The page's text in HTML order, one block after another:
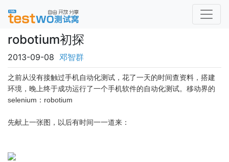
robotium初探
2013-09-08 邓智群
之前从没有接触过手机自动化测试，花了一天的时间查资料，搭建
环境，晚上终于成功运行了一个手机软件的自动化测试。移动界的
selenium：robotium
先献上一张图，以后有时间一一道来：